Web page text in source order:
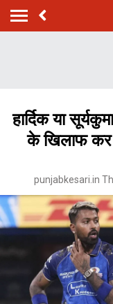
हार्दिक या
के खिलाफ कर
punjabkesari.in